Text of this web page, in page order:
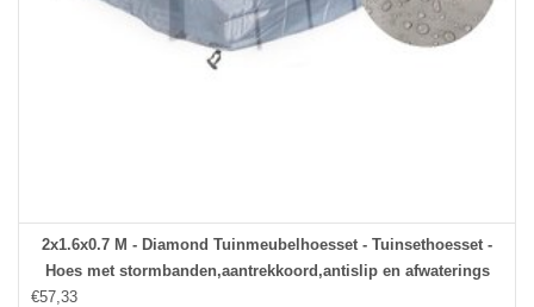
2x1.6x0.7 M - Diamond Tuinmeubelhoesset - Tuinsethoesset -
Hoes met stormbanden,aantrekkoord,antislip en afwaterings
€57,33